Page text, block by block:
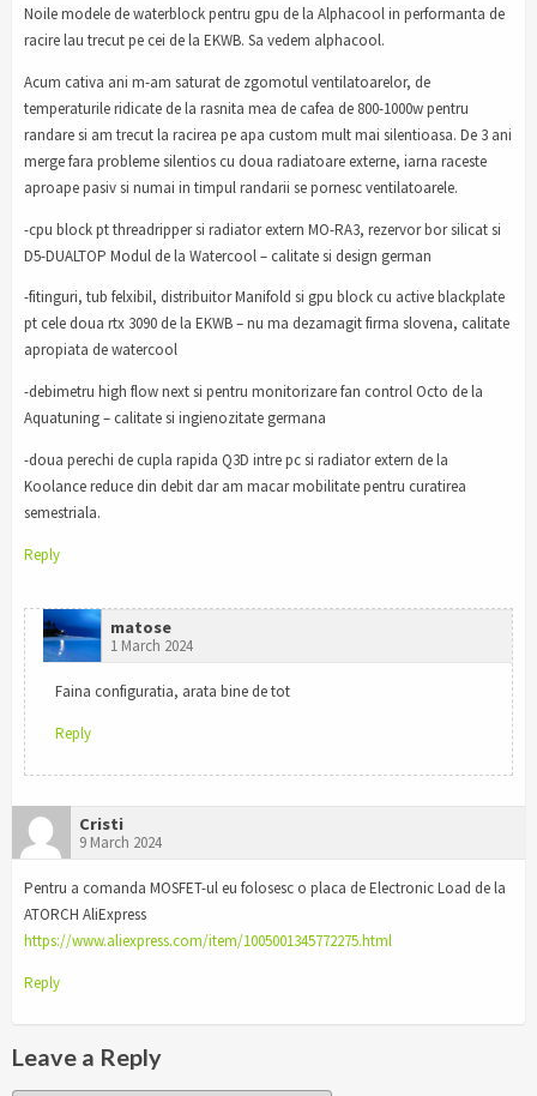
Noile modele de waterblock pentru gpu de la Alphacool in performanta de
racire lau trecut pe cei de la EKWB. Sa vedem alphacool.
Acum cativa ani m-am saturat de zgomotul ventilatoarelor, de
temperaturile ridicate de la rasnita mea de cafea de 800-1000w pentru
randare si am trecut la racirea pe apa custom mult mai silentioasa. De 3 ani
merge fara probleme silentios cu doua radiatoare externe, iarna raceste
aproape pasiv si numai in timpul randarii se pornesc ventilatoarele.
-cpu block pt threadripper si radiator extern MO-RA3, rezervor bor silicat si
D5-DUALTOP Modul de la Watercool – calitate si design german
-fitinguri, tub felxibil, distribuitor Manifold si gpu block cu active blackplate
pt cele doua rtx 3090 de la EKWB – nu ma dezamagit firma slovena, calitate
apropiata de watercool
-debimetru high flow next si pentru monitorizare fan control Octo de la
Aquatuning – calitate si ingienozitate germana
-doua perechi de cupla rapida Q3D intre pc si radiator extern de la
Koolance reduce din debit dar am macar mobilitate pentru curatirea
semestriala.
Reply
matose
1 March 2024
Faina configuratia, arata bine de tot
Reply
Cristi
9 March 2024
Pentru a comanda MOSFET-ul eu folosesc o placa de Electronic Load de la
ATORCH AliExpress
https://www.aliexpress.com/item/1005001345772275.html
Reply
Leave a Reply